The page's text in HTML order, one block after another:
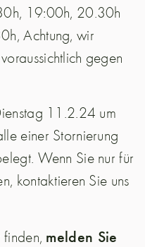
19:00h, 20.30h
Achtung, wir
gegen
11.2.24 um
einer Stornierung
Wenn Sie nur für
kontaktieren Sie uns
finden, melden Sie